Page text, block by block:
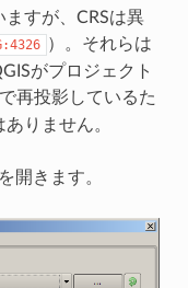
すが、CRSは異
）。それらは
がプロジェクト
再投影しているた
りません。
開きます。